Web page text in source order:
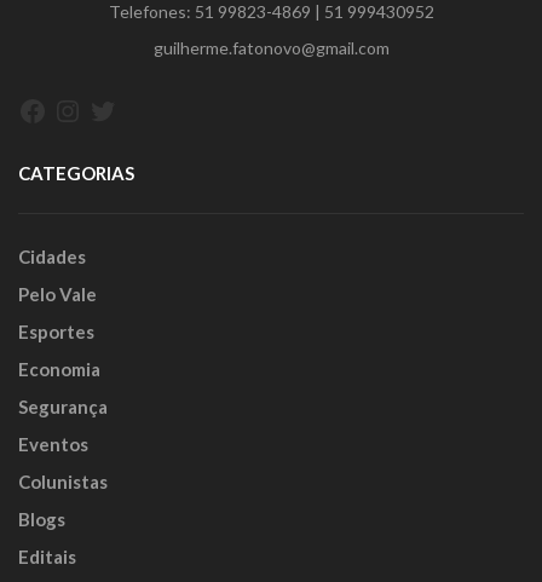
Telefones: 51 99823-4869 | 51 999430952
guilherme.fatonovo@gmail.com
CATEGORIAS
Cidades
Pelo Vale
Esportes
Economia
Segurança
Eventos
Colunistas
Blogs
Editais